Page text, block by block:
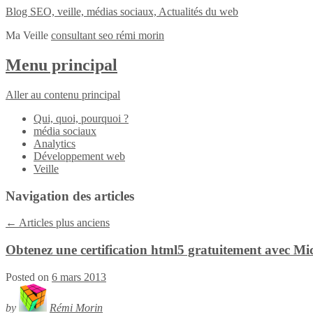
Blog SEO, veille, médias sociaux, Actualités du web
Ma Veille consultant seo rémi morin
Menu principal
Aller au contenu principal
Qui, quoi, pourquoi ?
média sociaux
Analytics
Développement web
Veille
Navigation des articles
← Articles plus anciens
Obtenez une certification html5 gratuitement avec
Posted on 6 mars 2013
by
Rémi Morin